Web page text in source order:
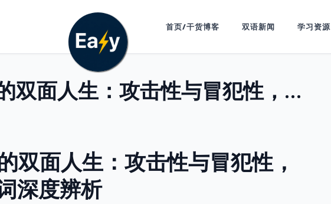
首页/干货博客 双语新闻 学习资源
“Offensive”的双面人生：攻击性与冒犯性，CET4/6高频词深度辨析
双面人生：攻击性与冒犯性，
深度辨析